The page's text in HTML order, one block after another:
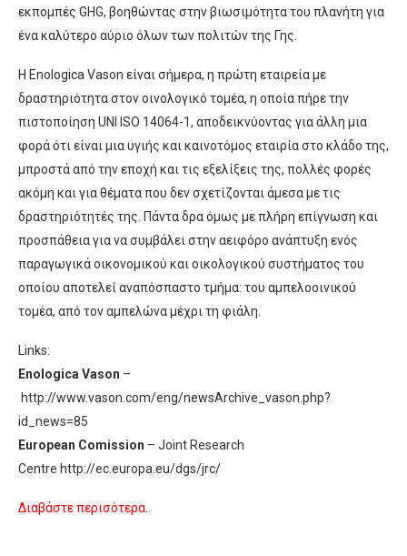
εκπομπές GHG, βοηθώντας στην βιωσιμότητα του πλανήτη για
ένα καλύτερο αύριο όλων των πολιτών της Γης.
Η Enologica Vason είναι σήμερα, η πρώτη εταιρεία με
δραστηριότητα στον οινολογικό τομέα, η οποία πήρε την
πιστοποίηση UNI ISO 14064-1, αποδεικνύοντας για άλλη μια
φορά ότι είναι μια υγιής και καινοτόμος εταιρία στο κλάδο της,
μπροστά από την εποχή και τις εξελίξεις της, πολλές φορές
ακόμη και για θέματα που δεν σχετίζονται άμεσα με τις
δραστηριότητές της. Πάντα δρα όμως με πλήρη επίγνωση και
προσπάθεια για να συμβάλει στην αειφόρο ανάπτυξη ενός
παραγωγικά οικονομικού και οικολογικού συστήματος του
οποίου αποτελεί αναπόσπαστο τμήμα: του αμπελοοινικού
τομέα, από τον αμπελώνα μέχρι τη φιάλη.
Links:
Enologica Vason –
http://www.vason.com/eng/newsArchive_vason.php?
id_news=85
European Comission – Joint Research
Centre http://ec.europa.eu/dgs/jrc/
Διαβάστε περισότερα..